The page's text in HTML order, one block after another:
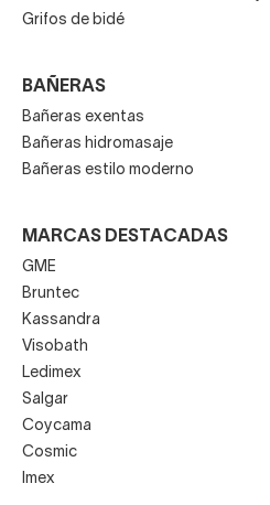
Grifos de bidé
BAÑERAS
Bañeras exentas
Bañeras hidromasaje
Bañeras estilo moderno
MARCAS DESTACADAS
GME
Bruntec
Kassandra
Visobath
Ledimex
Salgar
Coycama
Cosmic
Imex